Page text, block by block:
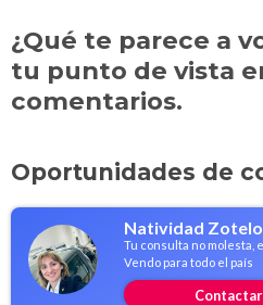
¿Qué te parece a
tu punto de vista
comentarios.
Oportunidades de
Natividad Zotelo
Tu consulta no molesta,
Vendo para todo el país
Contactar